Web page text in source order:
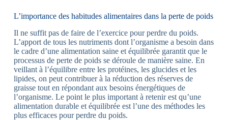
L’importance des habitudes alimentaires dans la perte de poids
Il ne suffit pas de faire de l’exercice pour perdre du poids.
L’apport de tous les nutriments dont l’organisme a besoin dans
le cadre d’une alimentation saine et équilibrée garantit que le
processus de perte de poids se déroule de manière saine. En
veillant à l’équilibre entre les protéines, les glucides et les
lipides, on peut contribuer à la réduction des réserves de
graisse tout en répondant aux besoins énergétiques de
l’organisme. Le point le plus important à retenir est qu’une
alimentation durable et équilibrée est l’une des méthodes les
plus efficaces pour perdre du poids.